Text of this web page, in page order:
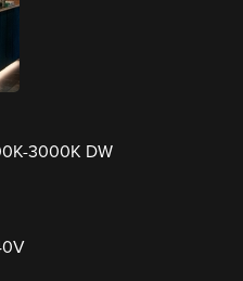
3000K DW